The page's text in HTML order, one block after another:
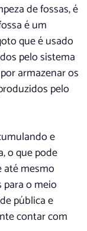
de fossas, é
é um
que é usado
pelo sistema
armazenar os
pelo
e
o que pode
mesmo
o meio
pública e
contar com